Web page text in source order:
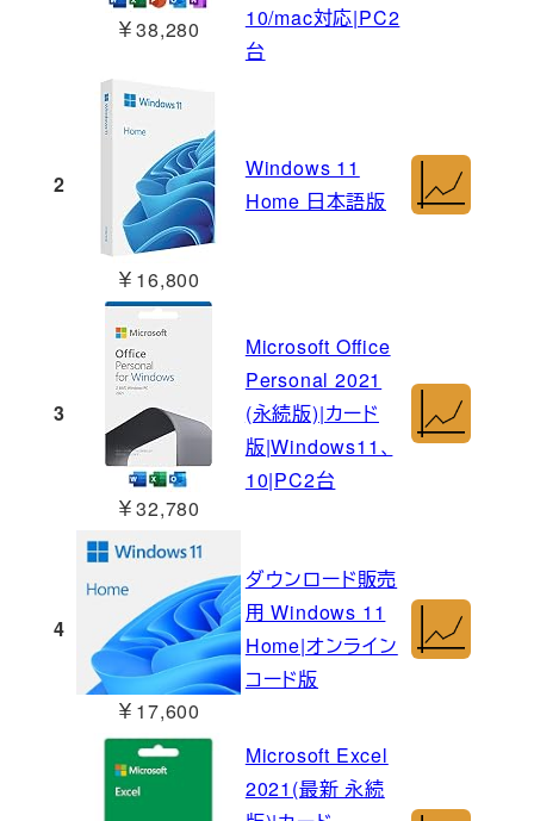
￥38,280
10/mac対応|PC2
台
2
￥16,800
Windows 11
Home 日本語版
3
￥32,780
Microsoft Office
Personal 2021
(永続版)|カード
版|Windows11、
10|PC2台
4
￥17,600
ダウンロード販売
用 Windows 11
Home|オンライン
コード版
Microsoft Excel
2021(最新 永続